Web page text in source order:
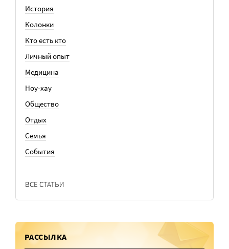
История
Колонки
Кто есть кто
Личный опыт
Медицина
Ноу-хау
Общество
Отдых
Семья
События
ВСЕ СТАТЬИ
РАССЫЛКА